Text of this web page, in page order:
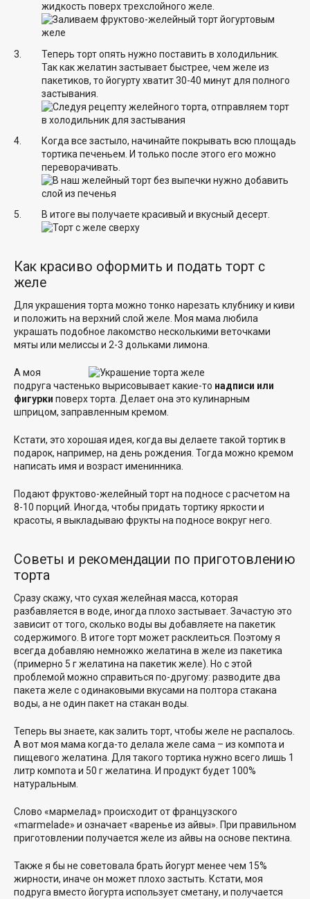
жидкость поверх трехслойного желе.
Теперь торт опять нужно поставить в холодильник.
Так как желатин застывает быстрее, чем желе из
пакетиков, то йогурту хватит 30-40 минут для полного
застывания.
Когда все застыло, начинайте покрывать всю площадь
тортика печеньем. И только после этого его можно
переворачивать.
В итоге вы получаете красивый и вкусный десерт.
Как красиво оформить и подать торт с
желе
Для украшения торта можно тонко нарезать клубнику и киви
и положить на верхний слой желе. Моя мама любила
украшать подобное лакомство несколькими веточками
мяты или мелиссы и 2-3 дольками лимона.
А моя
подруга частенько вырисовывает какие-то надписи или
фигурки поверх торта. Делает она это кулинарным
шприцом, заправленным кремом.
Кстати, это хорошая идея, когда вы делаете такой тортик в
подарок, например, на день рождения. Тогда можно кремом
написать имя и возраст именинника.
Подают фруктово-желейный торт на подносе с расчетом на
8-10 порций. Иногда, чтобы придать тортику яркости и
красоты, я выкладываю фрукты на подносе вокруг него.
Советы и рекомендации по приготовлению
торта
Сразу скажу, что сухая желейная масса, которая
разбавляется в воде, иногда плохо застывает. Зачастую это
зависит от того, сколько воды вы добавляете на пакетик
содержимого. В итоге торт может расклеиться. Поэтому я
всегда добавляю немножко желатина в желе из пакетика
(примерно 5 г желатина на пакетик желе). Но с этой
проблемой можно справиться по-другому: разводите два
пакета желе с одинаковыми вкусами на полтора стакана
воды, а не один пакет на стакан воды.
Теперь вы знаете, как залить торт, чтобы желе не распалось.
А вот моя мама когда-то делала желе сама – из компота и
пищевого желатина. Для такого тортика нужно всего лишь 1
литр компота и 50 г желатина. И продукт будет 100%
натуральным.
Слово «мармелад» происходит от французского
«marmelade» и означает «варенье из айвы». При правильном
приготовлении получается желе из айвы на основе пектина.
Также я бы не советовала брать йогурт менее чем 15%
жирности, иначе он может плохо застыть. Кстати, моя
подруга вместо йогурта использует сметану, и получается